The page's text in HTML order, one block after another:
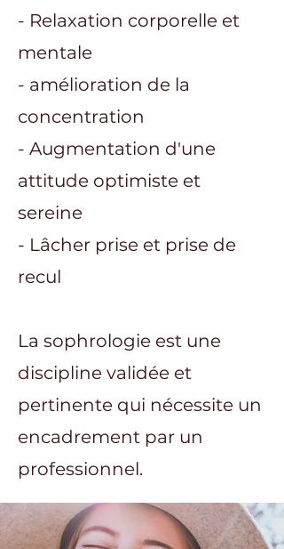
- Relaxation corporelle et
mentale
- amélioration de la
concentration
- Augmentation d'une
attitude optimiste et
sereine
- Lâcher prise et prise de
recul
La sophrologie est une
discipline validée et
pertinente qui nécessite un
encadrement par un
professionnel.